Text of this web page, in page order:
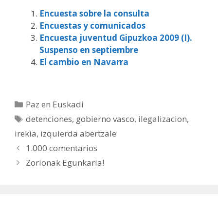
Encuesta sobre la consulta
Encuestas y comunicados
Encuesta juventud Gipuzkoa 2009 (I).
Suspenso en septiembre
El cambio en Navarra
Categorías
Paz en Euskadi
Etiquetas
detenciones, gobierno vasco, ilegalizacion,
irekia, izquierda abertzale
1.000 comentarios
Zorionak Egunkaria!